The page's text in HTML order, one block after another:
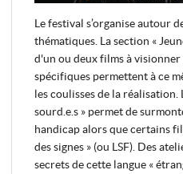
Le festival s’organise autour
thématiques. La section «
d'un ou deux films à
spécifiques permettent à ce
les coulisses de la réalisation.
sourd.e.s » permet de
handicap alors que certains
des signes » (ou LSF). Des
secrets de cette langue «